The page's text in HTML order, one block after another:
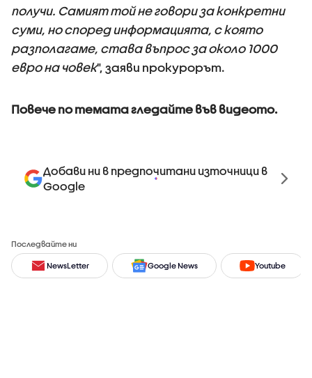
получи. Самият той не говори за конкретни
суми, но според информацията, с която
разполагаме, става въпрос за около 1000
евро на човек", заяви прокурорът.
Повече по темата гледайте във видеото.
Добави ни в предпочитани източници в
Google
Последвайте ни
NewsLetter Google News Youtube